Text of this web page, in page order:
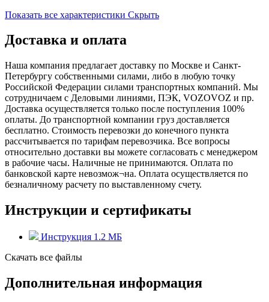
Показать все характеристики Скрыть
Доставка и оплата
Наша компания предлагает доставку по Москве и Санкт-
Петербургу собственными силами, либо в любую точку
Российской Федерации силами транспортных компаний. Мы
сотрудничаем с Деловыми линиями, ПЭК, VOZOVOZ и пр.
Доставка осуществляется только после поступления 100%
оплаты. До транспортной компании груз доставляется
бесплатно. Стоимость перевозки до конечного пункта
рассчитывается по тарифам перевозчика. Все вопросы
относительно доставки вы можете согласовать с менеджером
в рабочие часы. Наличные не принимаются. Оплата по
банковской карте невозмож¬на. Оплата осуществляется по
безналичному расчету по выставленному счету.
Инструкции и сертификаты
Инструкция 1.2 MБ
Скачать все файлы
Дополнительная информация